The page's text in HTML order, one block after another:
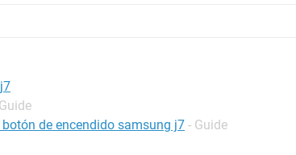
de encendido samsung j7 - Guide